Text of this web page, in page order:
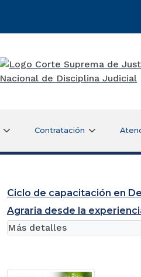
Contratación
Ciclo de capacitación en
Agraria desde la
Más detalles